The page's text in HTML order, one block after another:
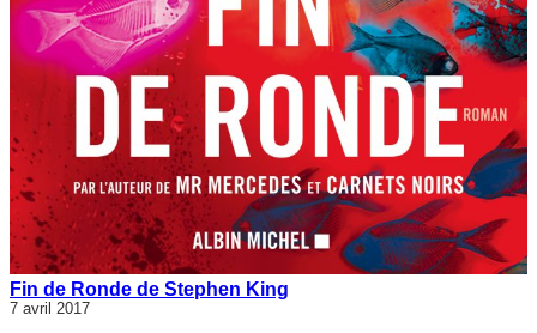
Fin de Ronde de Stephen King
7 avril 2017